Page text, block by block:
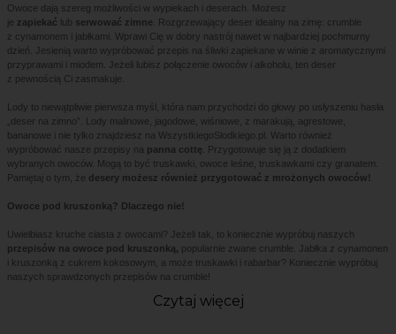
Owoce dają szereg możliwości w wypiekach i deserach. Możesz
je zapiekać lub serwować zimne . Rozgrzewający deser idealny na zimę: crumble
z cynamonem i jabłkami. Wprawi Cię w dobry nastrój nawet w najbardziej pochmurny
dzień. Jesienią warto wypróbować przepis na śliwki zapiekane w winie z aromatycznymi
przyprawami i miodem. Jeżeli lubisz połączenie owoców i alkoholu, ten deser
z pewnością Ci zasmakuje.
Lody to niewątpliwie pierwsza myśl, która nam przychodzi do głowy po usłyszeniu hasła
„deser na zimno”. Lody malinowe, jagodowe, wiśniowe, z marakują, agrestowe,
bananowe i nie tylko znajdziesz na WszystkiegoSlodkiego.pl. Warto również
wypróbować nasze przepisy na panna cottę . Przygotowuje się ją z dodatkiem
wybranych owoców. Mogą to być truskawki, owoce leśne, truskawkami czy granatem.
Pamiętaj o tym, że desery możesz również przygotować z mrożonych owoców!
Owoce pod kruszonką? Dlaczego nie!
Uwielbiasz kruche ciasta z owocami? Jeżeli tak, to koniecznie wypróbuj naszych
przepisów na owoce pod kruszonką, popularnie zwane crumble. Jabłka z cynamonen
i kruszonką z cukrem kokosowym, a może truskawki i rabarbar? Koniecznie wypróbuj
naszych sprawdzonych przepisów na crumble!
Czytaj więcej